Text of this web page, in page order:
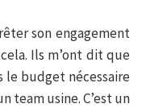
son engagement
Ils m’ont dit que
le budget nécessaire
team usine. C’est un